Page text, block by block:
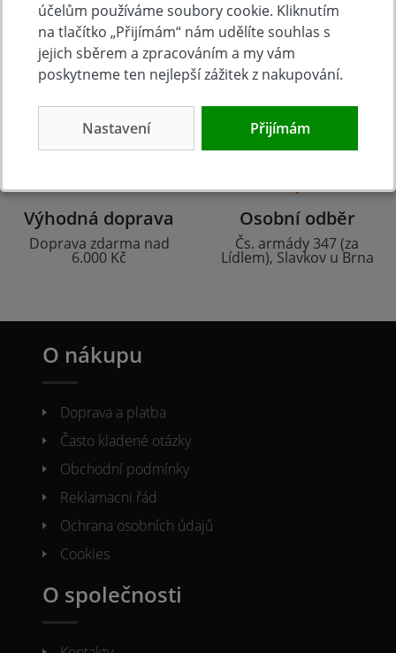
Tradice Zboží skladem
prodejny
Výhodná doprava
Doprava zdarma nad
6.000 Kč
Osobní odběr
Čs. armády 347 (za
Lídlem), Slavkov u Brna
O nákupu
Doprava a platba
Často kladené otázky
Obchodní podmínky
Reklamacni řád
Ochrana osobních údajů
Cookies
O společnosti
účelům používáme soubory cookie. Kliknutím
na tlačítko „Přijímám“ nám udělíte souhlas s
jejich sběrem a zpracováním a my vám
poskytneme ten nejlepší zážitek z nakupování.
Nastavení Přijímám